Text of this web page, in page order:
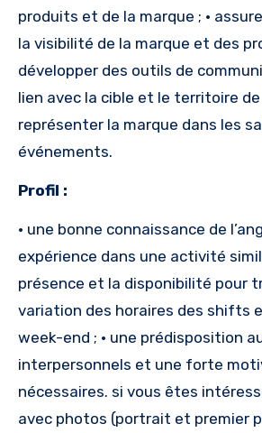
produits et de la marque ; •
la visibilité de la marque et des
développer des outils de
lien avec la cible et le territoire de
représenter la marque dans les
événements.
Profil :
• une bonne connaissance de
expérience dans une activité
présence et la disponibilité pour
variation des horaires des shifts
week-end ; • une prédisposition
interpersonnels et une forte
nécessaires. si vous êtes
avec photos (portrait et premier